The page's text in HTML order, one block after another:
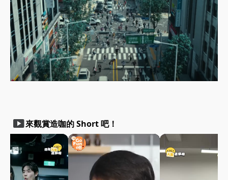
smart_display來觀賞造咖的 Short 吧！